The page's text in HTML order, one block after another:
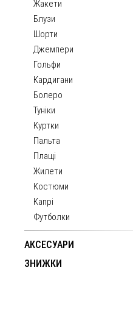
Жакети
Блузи
Шорти
Джемпери
Гольфи
Кардигани
Болеро
Туніки
Куртки
Пальта
Плащі
Жилети
Костюми
Капрі
Футболки
АКСЕСУАРИ
ЗНИЖКИ